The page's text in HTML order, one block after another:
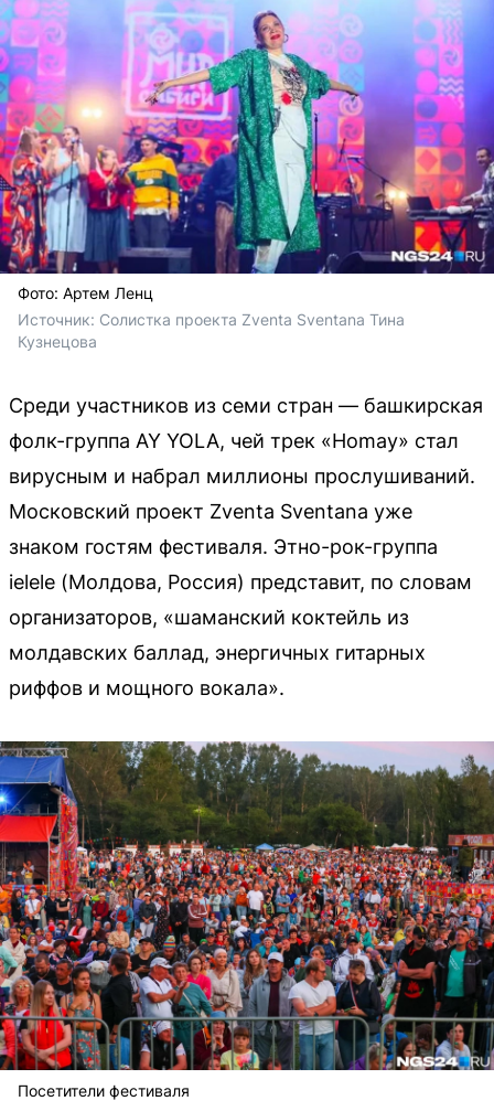
Фото: Артем Ленц
Источник: Солистка проекта Zventa Sventana Тина
Кузнецова
Среди участников из семи стран — башкирская
фолк-группа AY YOLA, чей трек «Homay» стал
вирусным и набрал миллионы прослушиваний.
Московский проект Zventa Sventana уже
знаком гостям фестиваля. Этно-рок-группа
ielele (Молдова, Россия) представит, по словам
организаторов, «шаманский коктейль из
молдавских баллад, энергичных гитарных
риффов и мощного вокала».
Посетители фестиваля